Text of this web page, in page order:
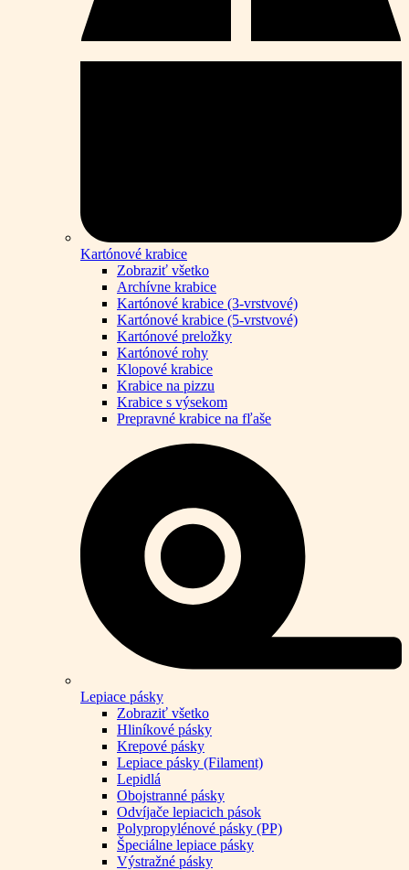
Kartónové krabice
Zobraziť všetko
Archívne krabice
Kartónové krabice (3-vrstvové)
Kartónové krabice (5-vrstvové)
Kartónové preložky
Kartónové rohy
Klopové krabice
Krabice na pizzu
Krabice s výsekom
Prepravné krabice na fľaše
Lepiace pásky
Zobraziť všetko
Hliníkové pásky
Krepové pásky
Lepiace pásky (Filament)
Lepidlá
Obojstranné pásky
Odvíjače lepiacich pások
Polypropylénové pásky (PP)
Špeciálne lepiace pásky
Výstražné pásky